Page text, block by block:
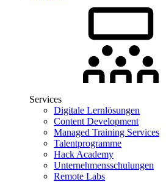
Services
Digitale Lernlösungen
Content Development
Managed Training Services
Talentprogramme
Hack Academy
Unternehmensschulungen
Remote Labs